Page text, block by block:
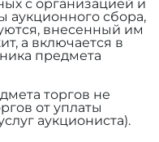
с организацией и
аукционного сбора,
внесенный им
а включается в
предмета
торгов не
от уплаты
аукциониста).